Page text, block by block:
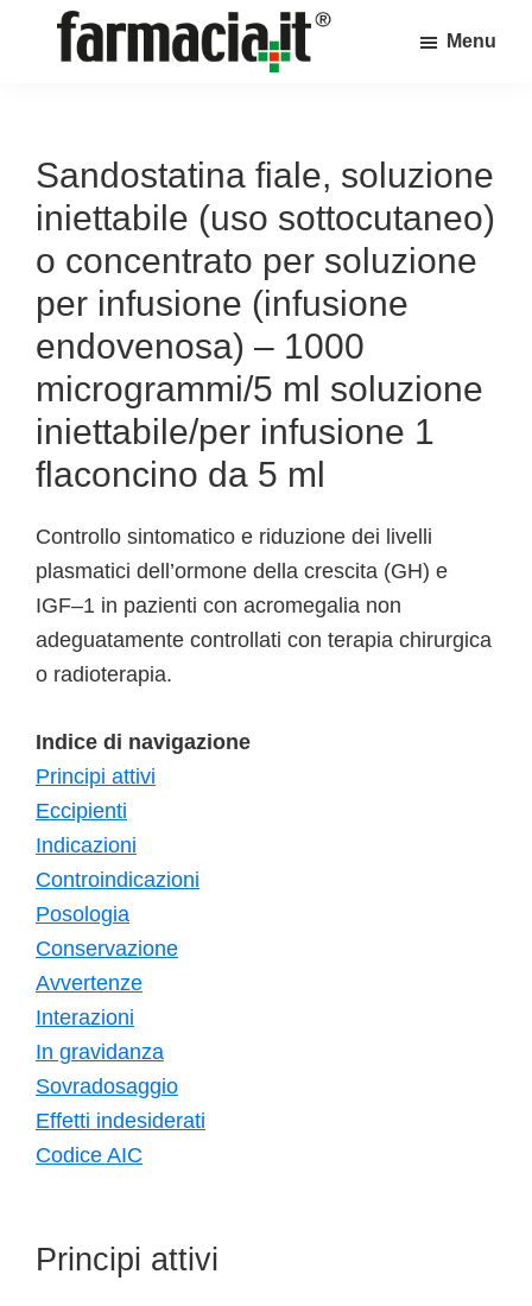
sul
mondo
della
farmacia
online
Menu
Sandostatina fiale, soluzione
iniettabile (uso sottocutaneo)
o concentrato per soluzione
per infusione (infusione
endovenosa) – 1000
microgrammi/5 ml soluzione
iniettabile/per infusione 1
flaconcino da 5 ml
Controllo sintomatico e riduzione dei livelli
plasmatici dell’ormone della crescita (GH) e
IGF–1 in pazienti con acromegalia non
adeguatamente controllati con terapia chirurgica
o radioterapia.
Indice di navigazione
Principi attivi
Eccipienti
Indicazioni
Controindicazioni
Posologia
Conservazione
Avvertenze
Interazioni
In gravidanza
Sovradosaggio
Effetti indesiderati
Codice AIC
Principi attivi